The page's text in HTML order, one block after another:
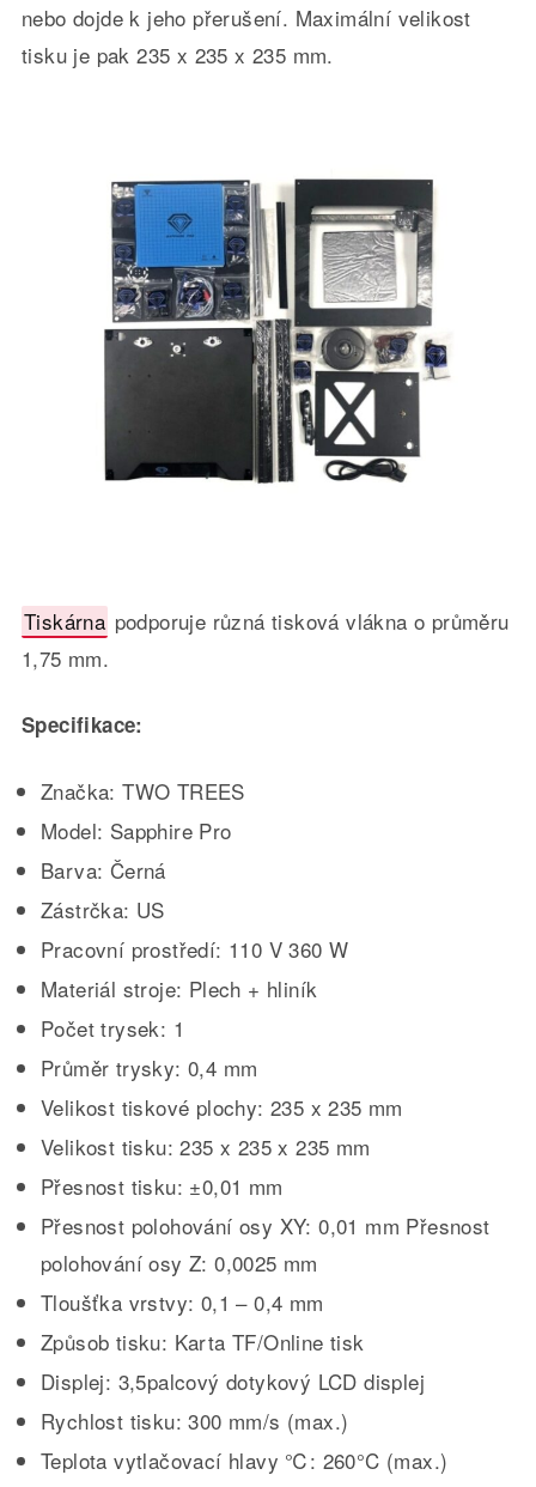
nebo dojde k jeho přerušení. Maximální velikost
tisku je pak 235 x 235 x 235 mm.
Tiskárna podporuje různá tisková vlákna o průměru
1,75 mm.
Specifikace:
Značka: TWO TREES
Model: Sapphire Pro
Barva: Černá
Zástrčka: US
Pracovní prostředí: 110 V 360 W
Materiál stroje: Plech + hliník
Počet trysek: 1
Průměr trysky: 0,4 mm
Velikost tiskové plochy: 235 x 235 mm
Velikost tisku: 235 x 235 x 235 mm
Přesnost tisku: ±0,01 mm
Přesnost polohování osy XY: 0,01 mm Přesnost
polohování osy Z: 0,0025 mm
Tloušťka vrstvy: 0,1 – 0,4 mm
Způsob tisku: Karta TF/Online tisk
Displej: 3,5palcový dotykový LCD displej
Rychlost tisku: 300 mm/s (max.)
Teplota vytlačovací hlavy ℃: 260°C (max.)